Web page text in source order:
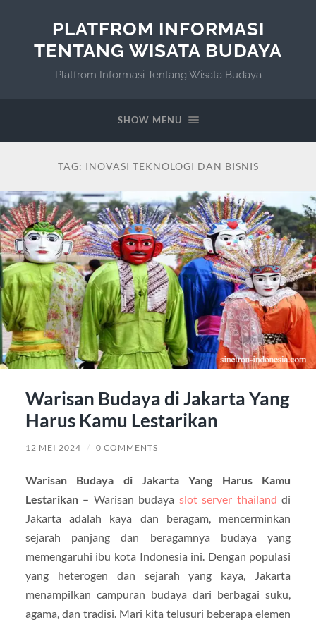
PLATFROM INFORMASI
TENTANG WISATA BUDAYA
Platfrom Informasi Tentang Wisata Budaya
SHOW MENU
TAG: INOVASI TEKNOLOGI DAN BISNIS
Warisan Budaya di Jakarta Yang
Harus Kamu Lestarikan
12 MEI 2024 / 0 COMMENTS
Warisan Budaya di Jakarta Yang Harus Kamu
Lestarikan – Warisan budaya slot server thailand di
Jakarta adalah kaya dan beragam, mencerminkan
sejarah panjang dan beragamnya budaya yang
memengaruhi ibu kota Indonesia ini. Dengan populasi
yang heterogen dan sejarah yang kaya, Jakarta
menampilkan campuran budaya dari berbagai suku,
agama, dan tradisi. Mari kita telusuri beberapa elemen